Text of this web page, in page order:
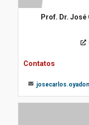
Prof. Dr.
Contatos